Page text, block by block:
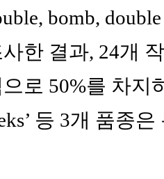
bomb,
한 결과, 24개
로 50%를 차지
등 3개 품종